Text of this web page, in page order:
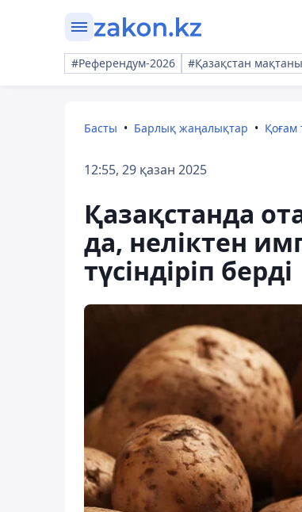
#Референдум-2026 #Қазақстан
Басты Барлық жаңалықтар
12:55, 29 қазан 2025
Қазақстанда
да, неліктен
түсіндіріп берді